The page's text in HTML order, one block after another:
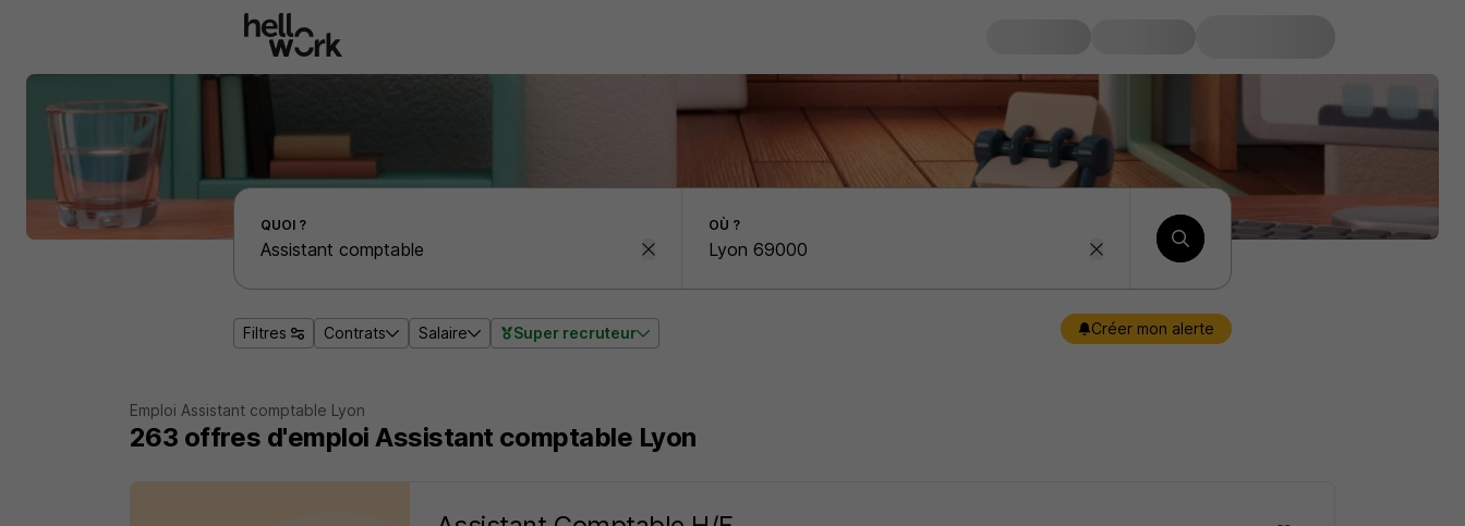
Effectuer une recherche d'emploi par localité
QUOI ? OÙ ?
Filtres Contrats Salaire Super recruteur Créer mon alerte
Emploi Assistant comptable Lyon
263 offres d'emploi Assistant comptable Lyon